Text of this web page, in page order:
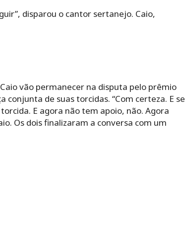
disparou o cantor sertanejo. Caio,
vão permanecer na disputa pelo prêmio
conjunta de suas torcidas. “Com certeza. E se
E agora não tem apoio, não. Agora
Os dois finalizaram a conversa com um